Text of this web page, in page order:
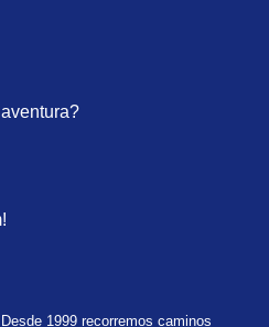
Desde 1999 recorremos caminos